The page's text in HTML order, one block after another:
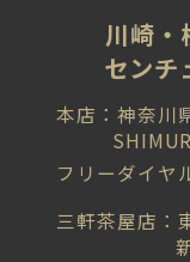
川崎・
センチ
本店：神奈川
フリーダイヤ
三軒茶屋店：